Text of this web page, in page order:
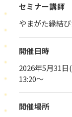
セミナー講師
やまがた縁結
開催日時
2026年5月31
13:20～
開催場所